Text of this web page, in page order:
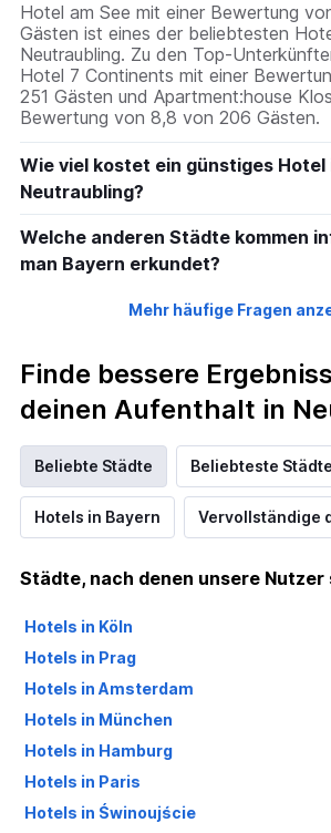
Hotel am See mit einer Bewertung
Gästen ist eines der beliebtesten
Neutraubling. Zu den Top-
Hotel 7 Continents mit einer
251 Gästen und Apartment:house
Bewertung von 8,8 von 206 Gästen.
Wie viel kostet ein günstiges Hotel
Neutraubling?
Welche anderen Städte kommen
man Bayern erkundet?
Mehr häufige Fragen
Finde bessere
deinen Aufenthalt in
Beliebte Städte Beliebteste Städte
Hotels in Bayern Vervollständige
Städte, nach denen unsere Nutzer
Hotels in Köln
Hotels in Prag
Hotels in Amsterdam
Hotels in München
Hotels in Hamburg
Hotels in Paris
Hotels in Świnoujście